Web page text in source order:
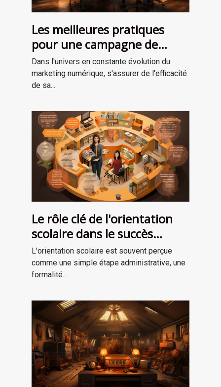
Les meilleures pratiques
pour une campagne de
marketing numérique
réussie
Dans l'univers en constante évolution du
marketing numérique, s'assurer de l'efficacité
de sa...
Le rôle clé de l'orientation
scolaire dans le succès
professionnel
L'orientation scolaire est souvent perçue
comme une simple étape administrative, une
formalité...